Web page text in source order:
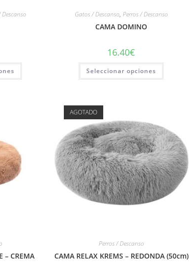
Gatos / Descanso, Perros / Descanso
CAMA DOMINO
16.40€
Seleccionar opciones
– CREMA
AGOTADO
Perros / Descanso
CAMA RELAX KREMS – REDONDA (50cm)